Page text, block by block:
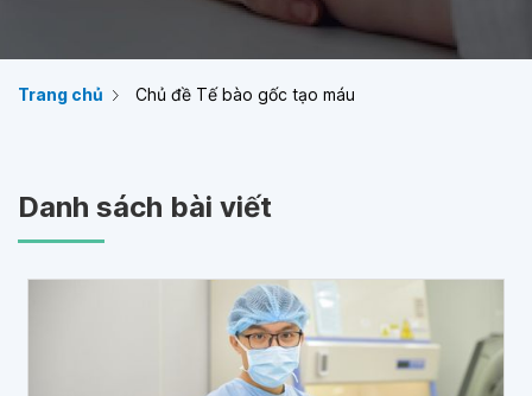
Trang chủ Chủ đề Tế bào gốc tạo máu
Danh sách bài viết